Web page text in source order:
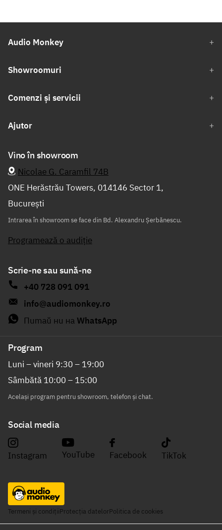
Audio Monkey
Showroomuri
Comenzi și servicii
Ajutor
Vino în showroom
Nicolae G. Caramfil 74B
ONE Herăstrău Towers, 014146 Sector 1,
București
Intrarea în showroom se face din Bd. Alexandru Șerbănescu.
Programează o audiție
Scrie-ne sau sună-ne
+40 728 091 091
info@audiomonkey.ro
Питай ни на WhatsApp
Program
Luni – vineri 9:30 – 19:00
Sâmbătă 10:00 – 15:00
Același program pentru showroom, telefon și chat.
Social media
Instagram YouTube Facebook TikTok
Termeni și condițiiProtecția datelorPolitica de cookies